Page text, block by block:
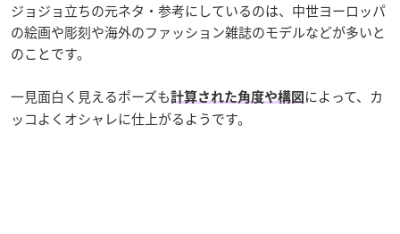
ジョジョ立ちの元ネタ・参考にしているのは、中世ヨーロッパ
の絵画や彫刻や海外のファッション雑誌のモデルなどが多いと
のことです。
一見面白く見えるポーズも計算された角度や構図 によって、カ
ッコよくオシャレに仕上がるようです。